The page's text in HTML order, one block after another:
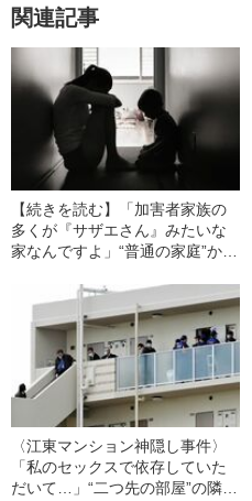
関連記事
【続きを読む】「加害者家族の
多くが『サザエさん』みたいな
家なんですよ」“普通の家庭”から
会特有の理由”
〈江東マンション神隠し事件〉
「私のセックスで依存していた
だいて…」“二つ先の部屋”の隣人